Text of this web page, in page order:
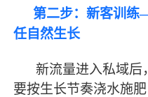
第二步：新客训练
任自然生长
新流量进入私域后
要按生长节奏浇水施